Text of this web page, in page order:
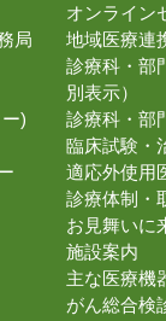
局
)
オンライン
地域医療連
診療科・部
別表示）
診療科・部
臨床試験・
適応外使用
診療体制・
お見舞いに
施設案内
主な医療機
がん総合検